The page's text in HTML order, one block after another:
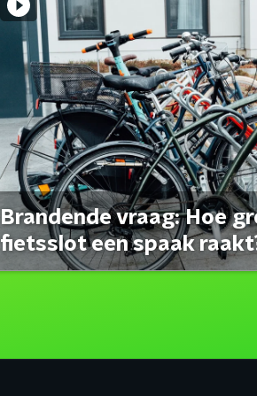
Brandende vraag: Hoe
fietsslot een spaak